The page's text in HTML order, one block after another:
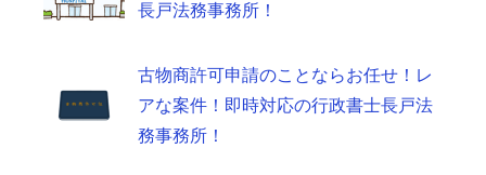
長戸法務事務所！
古物商許可申請のことならお任せ！レ
アな案件！即時対応の行政書士長戸法
務事務所！